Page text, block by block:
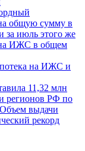
общую сумму в
за июль этого же
на ИЖС в общем
на ИЖС и
11,32 млн
регионов РФ по
выдачи
рекорд